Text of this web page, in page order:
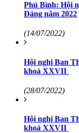
Phú Bình: Hội
Đảng năm 2022
(14/07/2022)
Hội nghị Ban
khoá XXVII
(28/07/2022)
Hội nghị Ban
khoá XXVII